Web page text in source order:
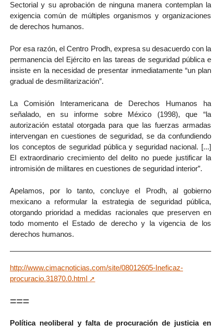
Sectorial y su aprobación de ninguna manera contemplan la
exigencia común de múltiples organismos y organizaciones
de derechos humanos.
Por esa razón, el Centro Prodh, expresa su desacuerdo con la
permanencia del Ejército en las tareas de seguridad pública e
insiste en la necesidad de presentar inmediatamente “un plan
gradual de desmilitarización”.
La Comisión Interamericana de Derechos Humanos ha
señalado, en su informe sobre México (1998), que “la
autorización estatal otorgada para que las fuerzas armadas
intervengan en cuestiones de seguridad, se da confundiendo
los conceptos de seguridad pública y seguridad nacional. [...]
El extraordinario crecimiento del delito no puede justificar la
intromisión de militares en cuestiones de seguridad interior”.
Apelamos, por lo tanto, concluye el Prodh, al gobierno
mexicano a reformular la estrategia de seguridad pública,
otorgando prioridad a medidas racionales que preserven en
todo momento el Estado de derecho y la vigencia de los
derechos humanos.
http://www.cimacnoticias.com/site/08012605-Ineficaz-
procuracio.31870.0.html
===
Política neoliberal y falta de procuración de justicia en